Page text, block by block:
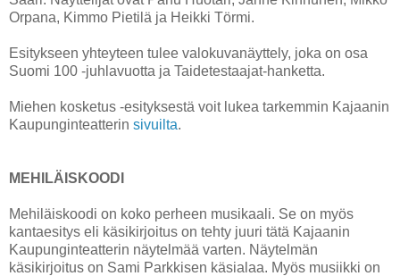
Orpana, Kimmo Pietilä ja Heikki Törmi.
Esitykseen yhteyteen tulee valokuvanäyttely, joka on osa
Suomi 100 -juhlavuotta ja Taidetestaajat-hanketta.
Miehen kosketus -esityksestä voit lukea tarkemmin Kajaanin
Kaupunginteatterin sivuilta.
MEHILÄISKOODI
Mehiläiskoodi on koko perheen musikaali. Se on myös
kantaesitys eli käsikirjoitus on tehty juuri tätä Kajaanin
Kaupunginteatterin näytelmää varten. Näytelmän
käsikirjoitus on Sami Parkkisen käsialaa. Myös musiikki on